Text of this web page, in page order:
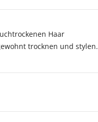
Haar
trocknen und stylen.